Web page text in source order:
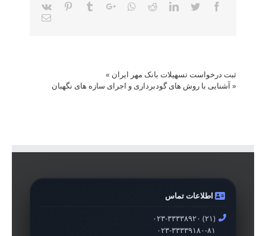
Facebook
Twitter
LinkedIn
Reddit
Whatsapp
Google+
Tumblr
Pinterest
Vk
Email
ثبت درخواست تسهیلات بانک مهر ایران »
«آشنایی با روش های گودبرداری و اجرای سازه های نگهبان
اطلاعات تماس
۰۲۳-۳۳۳۳۸۹۲۰ (۲۱)
۰۲۳-۳۳۳۳۹۱۸۰-۸۱